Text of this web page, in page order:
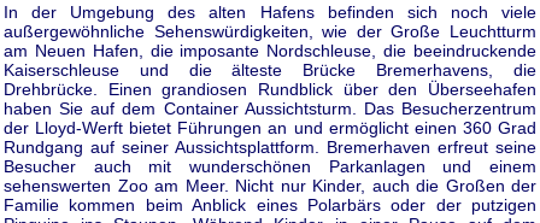
In der Umgebung des alten Hafens befinden sich noch viele
außergewöhnliche Sehenswürdigkeiten, wie der Große Leuchtturm
am Neuen Hafen, die imposante Nordschleuse, die beeindruckende
Kaiserschleuse und die älteste Brücke Bremerhavens, die
Drehbrücke. Einen grandiosen Rundblick über den Überseehafen
haben Sie auf dem Container Aussichtsturm. Das Besucherzentrum
der Lloyd-Werft bietet Führungen an und ermöglicht einen 360 Grad
Rundgang auf seiner Aussichtsplattform. Bremerhaven erfreut seine
Besucher auch mit wunderschönen Parkanlagen und einem
sehenswerten Zoo am Meer. Nicht nur Kinder, auch die Großen der
Familie kommen beim Anblick eines Polarbärs oder der putzigen